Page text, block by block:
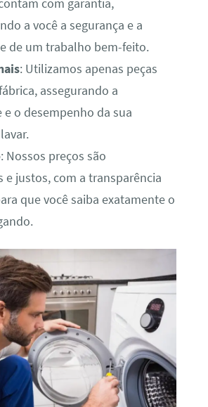
com garantia,
a você a segurança e a
de um trabalho bem-feito.
: Utilizamos apenas peças
assegurando a
o desempenho da sua
: Nossos preços são
e justos, com a transparência
que você saiba exatamente o